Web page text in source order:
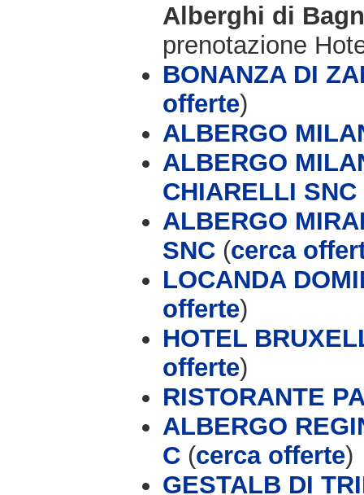
Alberghi di
prenotazione
BONANZA DI
offerte)
ALBERGO
ALBERGO
CHIARELLI SNC
ALBERGO
SNC (cerca
LOCANDA
offerte)
HOTEL
offerte)
RISTORANTE
ALBERGO
C (cerca offerte)
GESTALB DI